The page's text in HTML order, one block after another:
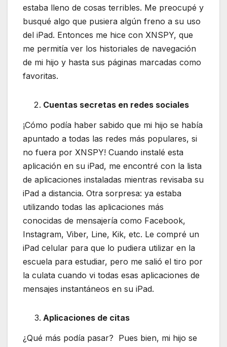
estaba lleno de cosas terribles. Me preocupé y
busqué algo que pusiera algún freno a su uso
del iPad. Entonces me hice con XNSPY, que
me permitía ver los historiales de navegación
de mi hijo y hasta sus páginas marcadas como
favoritas.
Cuentas secretas en redes sociales
¡Cómo podía haber sabido que mi hijo se había
apuntado a todas las redes más populares, si
no fuera por XNSPY! Cuando instalé esta
aplicación en su iPad, me encontré con la lista
de aplicaciones instaladas mientras revisaba su
iPad a distancia. Otra sorpresa: ya estaba
utilizando todas las aplicaciones más
conocidas de mensajería como Facebook,
Instagram, Viber, Line, Kik, etc. Le compré un
iPad celular para que lo pudiera utilizar en la
escuela para estudiar, pero me salió el tiro por
la culata cuando vi todas esas aplicaciones de
mensajes instantáneos en su iPad.
Aplicaciones de citas
¿Qué más podía pasar? Pues bien, mi hijo se